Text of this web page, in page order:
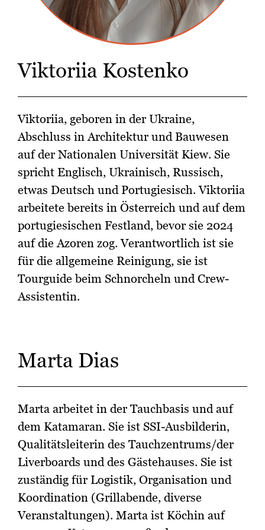
Viktoriia Kostenko
Viktoriia, geboren in der Ukraine,
Abschluss in Architektur und Bauwesen
auf der Nationalen Universität Kiew. Sie
spricht Englisch, Ukrainisch, Russisch,
etwas Deutsch und Portugiesisch. Viktoriia
arbeitete bereits in Österreich und auf dem
portugiesischen Festland, bevor sie 2024
auf die Azoren zog. Verantwortlich ist sie
für die allgemeine Reinigung, sie ist
Tourguide beim Schnorcheln und Crew-
Assistentin.
Marta Dias
Marta arbeitet in der Tauchbasis und auf
dem Katamaran. Sie ist SSI-Ausbilderin,
Qualitätsleiterin des Tauchzentrums/der
Liverboards und des Gästehauses. Sie ist
zuständig für Logistik, Organisation und
Koordination (Grillabende, diverse
Veranstaltungen). Marta ist Köchin auf